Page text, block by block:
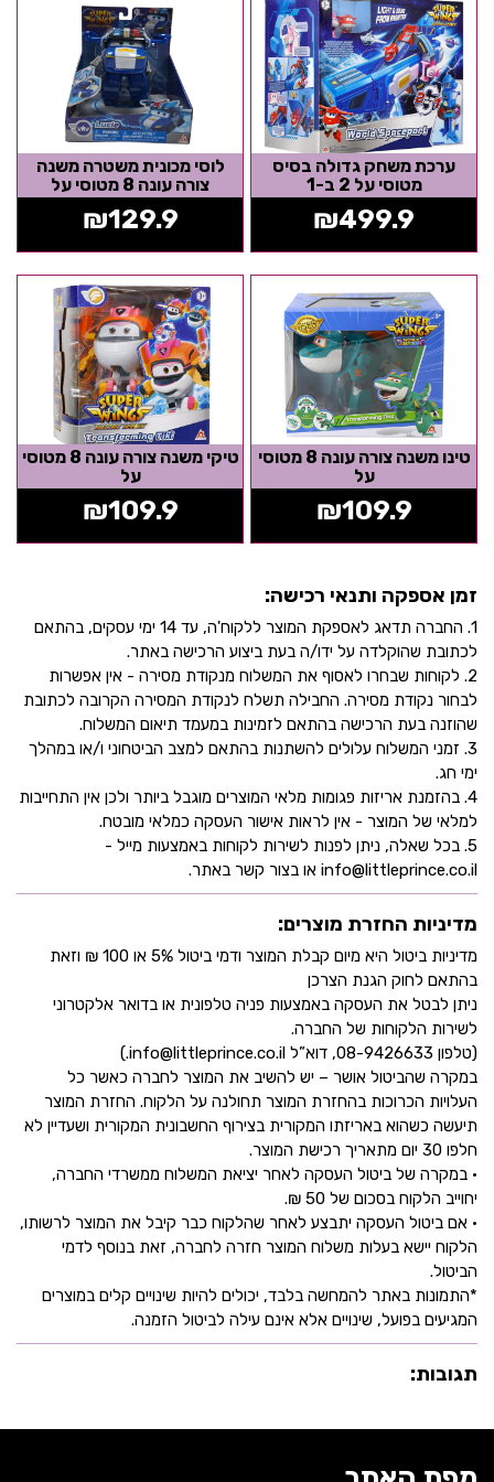
ערכת משחק גדולה בסיס
מטוסי על 2 ב-1
₪499.9
לוסי מכונית משטרה משנה
צורה עונה 8 מטוסי על
₪129.9
טינו משנה צורה עונה 8 מטוסי
על
₪109.9
טיקי משנה צורה עונה 8 מטוסי
על
₪109.9
זמן אספקה ותנאי רכישה:
1. החברה תדאג לאספקת המוצר ללקוח'ה, עד 14 ימי עסקים, בהתאם
לכתובת שהוקלדה על ידו/ה בעת ביצוע הרכישה באתר.
2. לקוחות שבחרו לאסוף את המשלוח מנקודת מסירה - אין אפשרות
לבחור נקודת מסירה. החבילה תשלח לנקודת המסירה הקרובה לכתובת
שהוזנה בעת הרכישה בהתאם לזמינות במעמד תיאום המשלוח.
3. זמני המשלוח עלולים להשתנות בהתאם למצב הביטחוני ו/או במהלך
ימי חג.
4. בהזמנת אריזות פגומות מלאי המוצרים מוגבל ביותר ולכן אין התחייבות
למלאי של המוצר - אין לראות אישור העסקה כמלאי מובטח.
5. בכל שאלה, ניתן לפנות לשירות לקוחות באמצעות מייל -
info@littleprince.co.il או בצור קשר באתר.
מדיניות החזרת מוצרים:
מדיניות ביטול היא מיום קבלת המוצר ודמי ביטול 5% או 100 ₪ וזאת
בהתאם לחוק הגנת הצרכן
ניתן לבטל את העסקה באמצעות פניה טלפונית או בדואר אלקטרוני
לשירות הלקוחות של החברה.
(טלפון 08-9426633, דוא”ל info@littleprince.co.il.)
במקרה שהביטול אושר – יש להשיב את המוצר לחברה כאשר כל
העלויות הכרוכות בהחזרת המוצר תחולנה על הלקוח. החזרת המוצר
תיעשה כשהוא באריזתו המקורית בצירוף החשבונית המקורית ושעדיין לא
חלפו 30 יום מתאריך רכישת המוצר.
• במקרה של ביטול העסקה לאחר יציאת המשלוח ממשרדי החברה,
יחוייב הלקוח בסכום של 50 ₪.
• אם ביטול העסקה יתבצע לאחר שהלקוח כבר קיבל את המוצר לרשותו,
הלקוח יישא בעלות משלוח המוצר חזרה לחברה, זאת בנוסף לדמי
הביטול.
*התמונות באתר להמחשה בלבד, יכולים להיות שינויים קלים במוצרים
המגיעים בפועל, שינויים אלא אינם עילה לביטול הזמנה.
תגובות: